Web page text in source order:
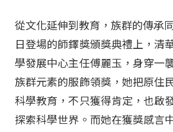
從文化延伸到教育，族群的傳承
日登場的師鐸獎頒獎典禮上，清
學發展中心主任傅麗玉，身穿一
族群元素的服飾領獎，她把原住
科學教育，不只獲得肯定，也啟
探索科學世界。而她在獲獎感言